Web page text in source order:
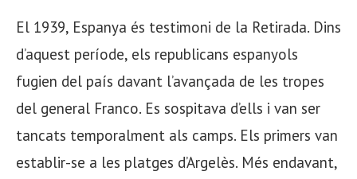
El 1939, Espanya és testimoni de la Retirada. Dins
d’aquest període, els republicans espanyols
fugien del país davant l’avançada de les tropes
del general Franco. Es sospitava d’ells i van ser
tancats temporalment als camps. Els primers van
establir-se a les platges d’Argelès. Més endavant,